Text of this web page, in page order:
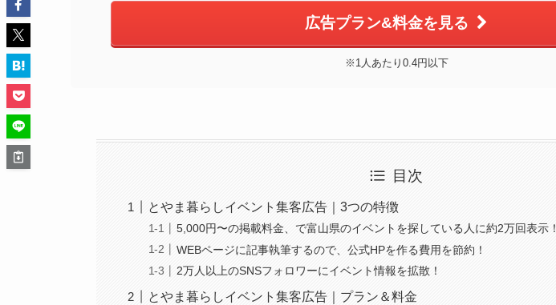
広告プラン&料金を見る
※1人あたり0.4円以下
目次
とやま暮らしイベント集客広告｜3つの特徴
5,000円〜の掲載料金、で富山県のイベントを探している人に約2万回表示！
WEBページに記事執筆するので、公式HPを作る費用を節約！
2万人以上のSNSフォロワーにイベント情報を拡散！
とやま暮らしイベント集客広告｜プラン＆料金